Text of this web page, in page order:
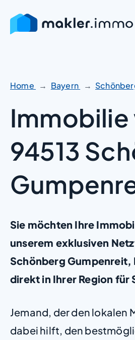
Home Bayern
Immobilie
94513
Sie möchten Ihre
unserem exklusiven
Schönberg Gumpenreit,
direkt in Ihrer Region für
Jemand, der den lokalen
dabei hilft, den